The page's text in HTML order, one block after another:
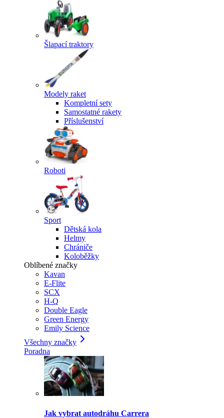
Šlapací traktory
Modely raket
Kompletní sety
Samostatné rakety
Příslušenství
Roboti
Sport
Dětská kola
Helmy
Chrániče
Koloběžky
Oblíbené značky
Kavan
E-Flite
SCX
H-Q
Double Eagle
Green Energy
Emily Science
Všechny značky
Poradna
Jak vybrat autodráhu Carrera